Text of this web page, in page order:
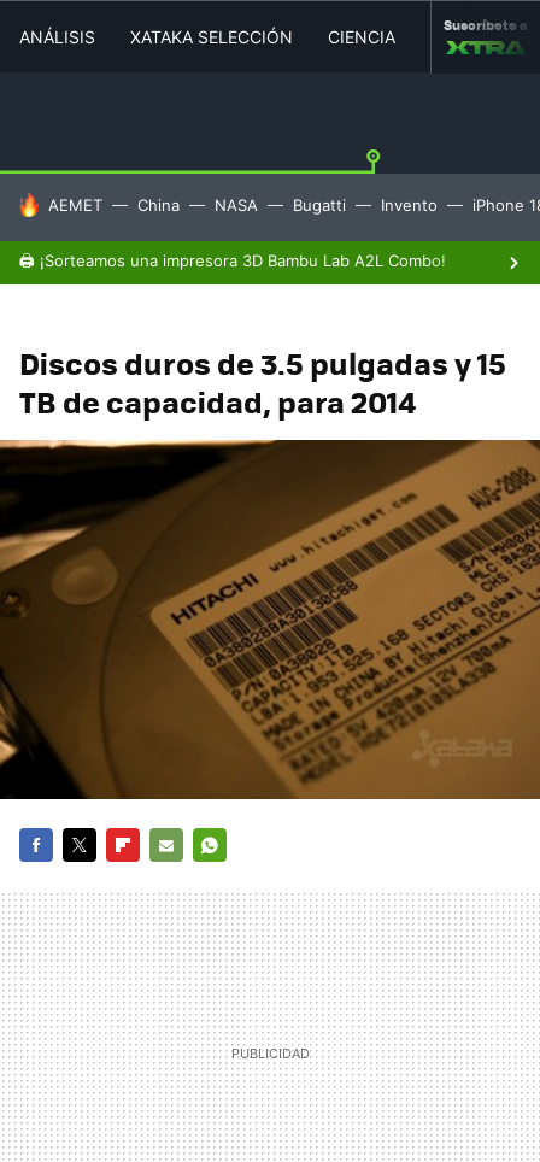
ANÁLISIS XATAKA SELECCIÓN CIENCIA MOVILIDAD
Suscríbete a
HOY SE HABLA DE
AEMET China NASA Bugatti Invento iPhone
🖨️ ¡Sorteamos una impresora 3D Bambu Lab A2L Combo!
Discos duros de 3.5 pulgadas y 15
TB de capacidad, para 2014
MAIL